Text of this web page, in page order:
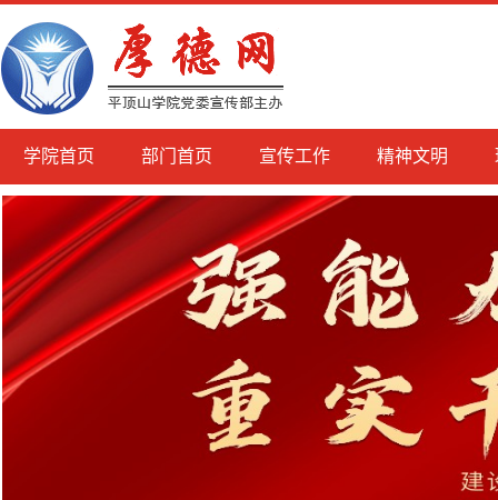
学院首页 部门首页 宣传工作 精神文明